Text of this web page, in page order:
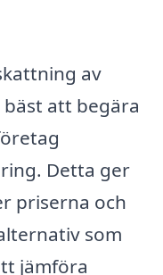
av
att begära
Detta ger
priserna och
som
jämföra